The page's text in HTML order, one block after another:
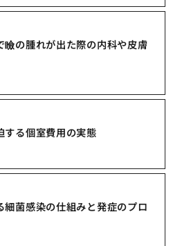
瞼の腫れが出た際の内科や皮膚
する個室費用の実態
細菌感染の仕組みと発症のプロ